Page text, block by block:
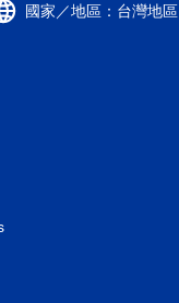
國家／地區：台灣地區